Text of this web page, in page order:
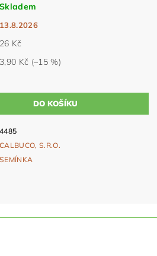
Skladem
13.8.2026
26 Kč
3,90 Kč (–15 %)
4485
CALBUCO, S.R.O.
SEMÍNKA